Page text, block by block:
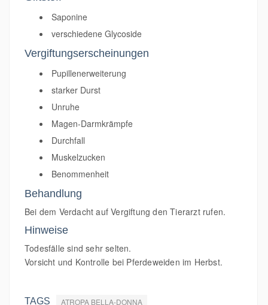
Saponine
verschiedene Glycoside
Vergiftungserscheinungen
Pupillenerweiterung
starker Durst
Unruhe
Magen-Darmkrämpfe
Durchfall
Muskelzucken
Benommenheit
Behandlung
Bei dem Verdacht auf Vergiftung den Tierarzt rufen.
Hinweise
Todesfälle sind sehr selten.
Vorsicht und Kontrolle bei Pferdeweiden im Herbst.
TAGS
ATROPA BELLA-DONNA